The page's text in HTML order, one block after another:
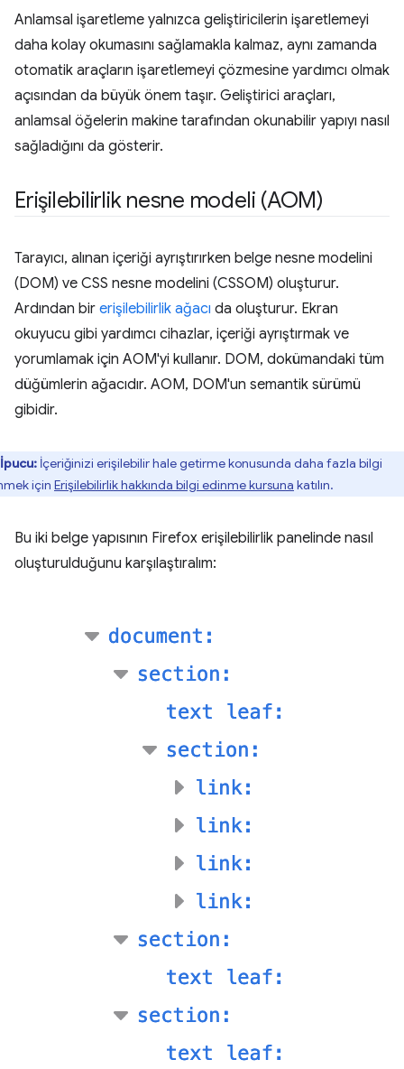
Anlamsal işaretleme yalnızca geliştiricilerin işaretlemeyi
daha kolay okumasını sağlamakla kalmaz, aynı zamanda
otomatik araçların işaretlemeyi çözmesine yardımcı olmak
açısından da büyük önem taşır. Geliştirici araçları,
anlamsal öğelerin makine tarafından okunabilir yapıyı nasıl
sağladığını da gösterir.
Erişilebilirlik nesne modeli (AOM)
Tarayıcı, alınan içeriği ayrıştırırken belge nesne modelini
(DOM) ve CSS nesne modelini (CSSOM) oluşturur.
Ardından bir erişilebilirlik ağacı da oluşturur. Ekran
okuyucu gibi yardımcı cihazlar, içeriği ayrıştırmak ve
yorumlamak için AOM'yi kullanır. DOM, dokümandaki tüm
düğümlerin ağacıdır. AOM, DOM'un semantik sürümü
gibidir.
İpucu: İçeriğinizi erişilebilir hale getirme konusunda daha fazla bilgi
için Erişilebilirlik hakkında bilgi edinme kursuna katılın.
Bu iki belge yapısının Firefox erişilebilirlik panelinde nasıl
oluşturulduğunu karşılaştıralım: